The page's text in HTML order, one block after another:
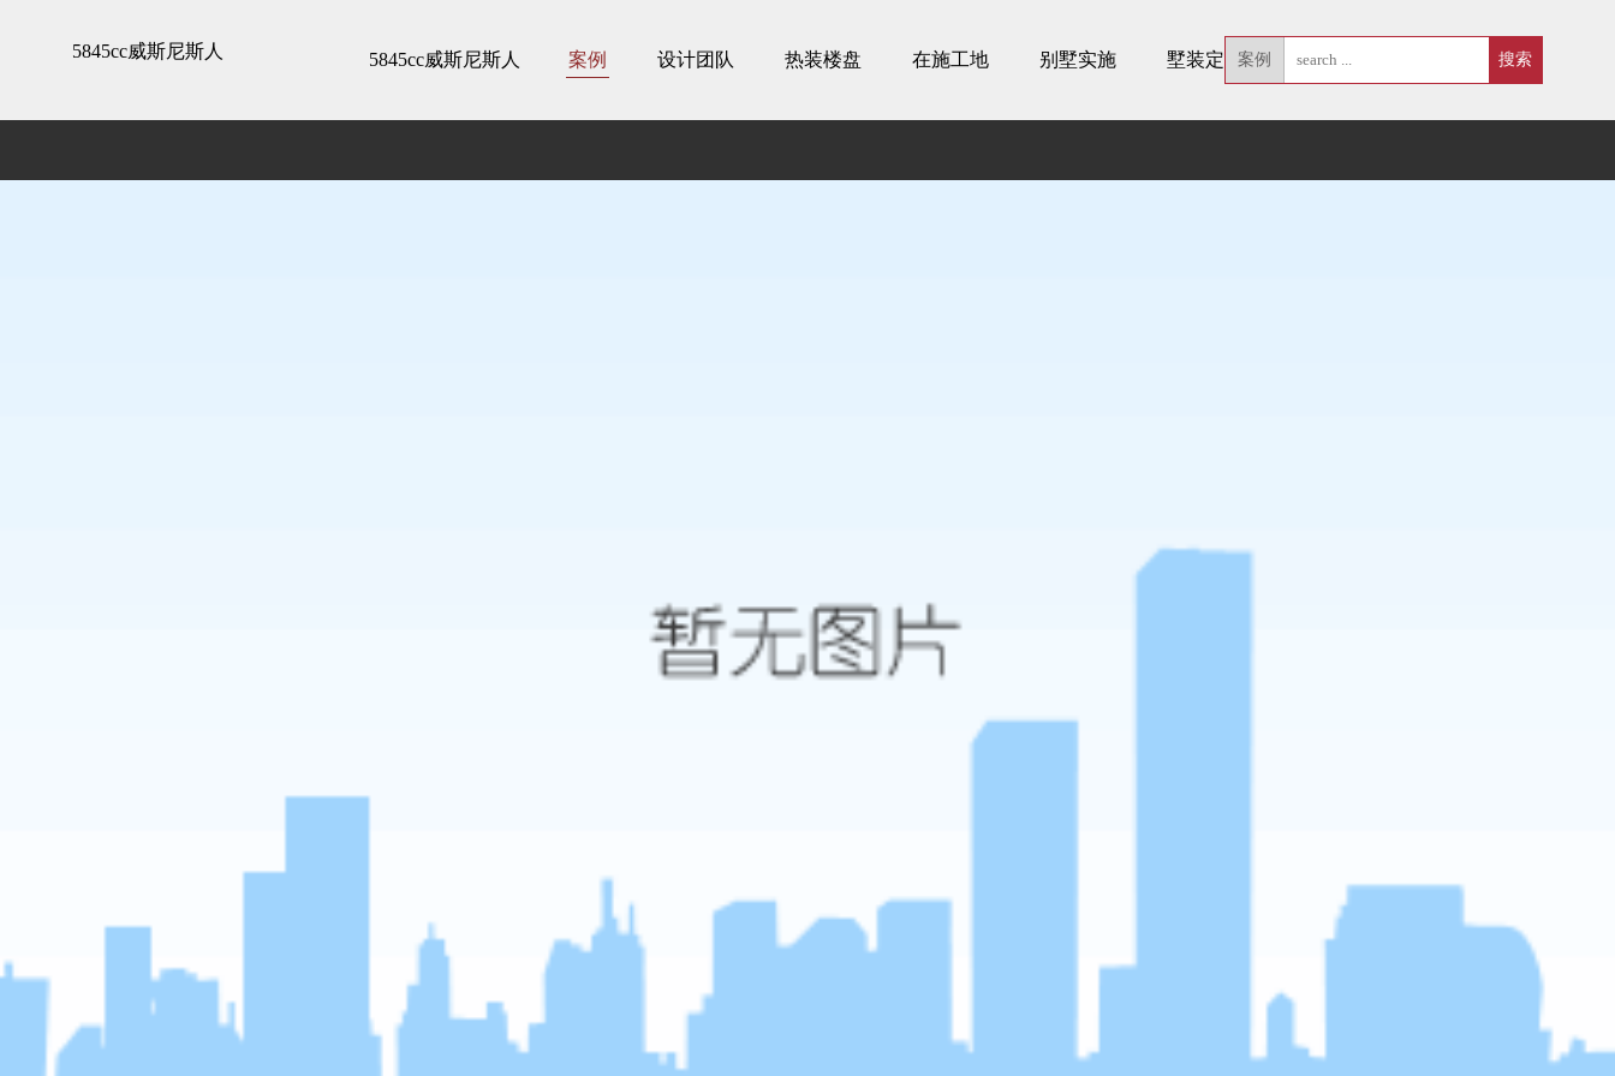
5845cc威斯尼斯人 5845cc威斯尼斯人 案例 设计团队 热装楼盘 在施工地 别墅实施 墅装定制案例